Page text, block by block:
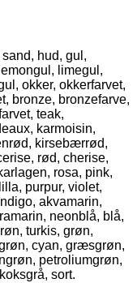
hud, gul,
limegul,
okker, okkerfarvet,
bronze, bronzefarve,
teak,
karmoisin,
kirsebærrød,
rød, cherise,
rosa, pink,
purpur, violet,
akvamarin,
neonblå, blå,
turkis, grøn,
cyan, græsgrøn,
petroliumgrøn,
sort.